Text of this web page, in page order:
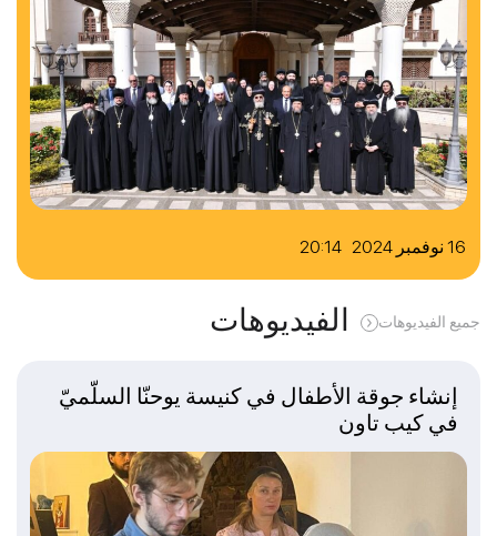
16 نوفمبر 2024 20:14
الفيديوهات جميع الفيديوهات
إنشاء جوقة الأطفال في كنيسة يوحنّا السلّميّ
في كيب تاون